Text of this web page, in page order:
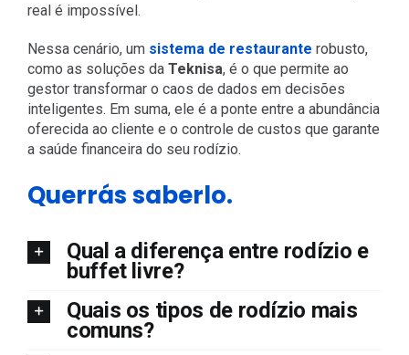
real é impossível.
Nessa cenário, um sistema de restaurante robusto,
como as soluções da Teknisa, é o que permite ao
gestor transformar o caos de dados em decisões
inteligentes. Em suma, ele é a ponte entre a abundância
oferecida ao cliente e o controle de custos que garante
a saúde financeira do seu rodízio.
Querrás saberlo.
Qual a diferença entre rodízio e
buffet livre?
Quais os tipos de rodízio mais
comuns?